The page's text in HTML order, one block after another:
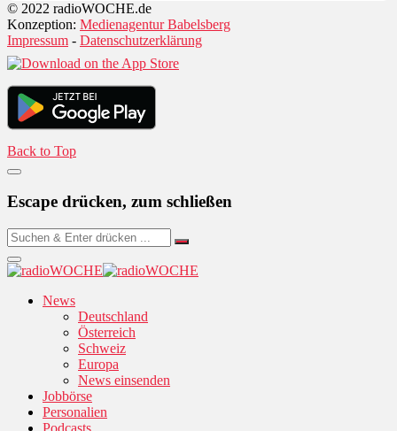
© 2022 radioWOCHE.de
Konzeption: Medienagentur Babelsberg
Impressum - Datenschutzerklärung
Back to Top
Escape drücken, zum schließen
News
Deutschland
Österreich
Schweiz
Europa
News einsenden
Jobbörse
Personalien
Podcasts